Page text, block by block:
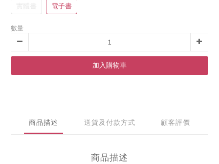
實體書 電子書
數量
加入購物車
商品描述 送貨及付款方式 顧客評價
商品描述